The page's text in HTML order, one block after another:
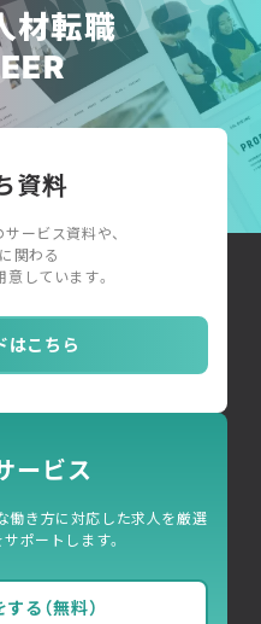
材転職
資料
ービス資料や、
関わる
しています。
はこちら
ービス
働き方に対応した求人を厳選
ポートします。
る（無料）